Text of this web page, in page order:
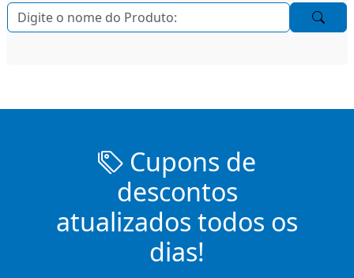
Cupons de
descontos
atualizados todos os
dias!